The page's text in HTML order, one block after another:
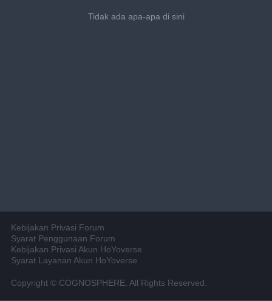
Tidak ada apa-apa di sini
Kebijakan Privasi Forum
Syarat Penggunaan Forum
Kebijakan Privasi Akun HoYoverse
Syarat Layanan Akun HoYoverse
Copyright © COGNOSPHERE. All Rights Reserved.